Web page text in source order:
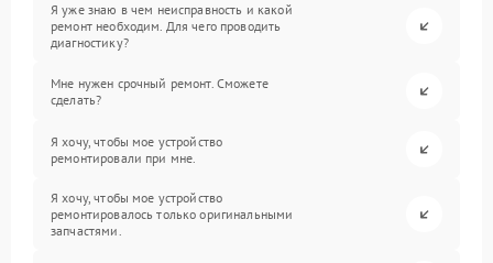
Я уже знаю в чем неисправность и какой
ремонт необходим. Для чего проводить
диагностику?
Мне нужен срочный ремонт. Сможете
сделать?
Я хочу, чтобы мое устройство
ремонтировали при мне.
Я хочу, чтобы мое устройство
ремонтировалось только оригинальными
запчастями.